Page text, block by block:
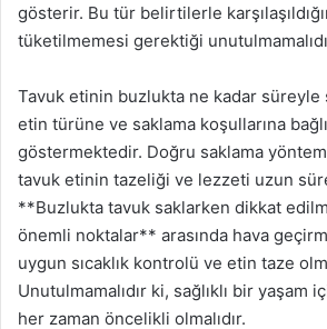
gösterir. Bu tür belirtilerle
tüketilmemesi gerektiği
Tavuk etinin buzlukta ne kadar süreyle
etin türüne ve saklama koşullarına
göstermektedir. Doğru saklama
tavuk etinin tazeliği ve lezzeti uzun
**Buzlukta tavuk saklarken dikkat
önemli noktalar** arasında hava
uygun sıcaklık kontrolü ve etin taze
Unutulmamalıdır ki, sağlıklı bir yaşam
her zaman öncelikli olmalıdır.